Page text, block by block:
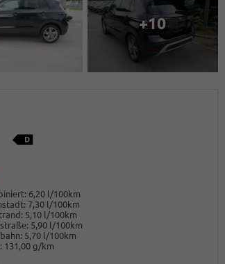
+10
6,20 l/100km
7,30 l/100km
5,10 l/100km
5,90 l/100km
5,70 l/100km
131,00 g/km